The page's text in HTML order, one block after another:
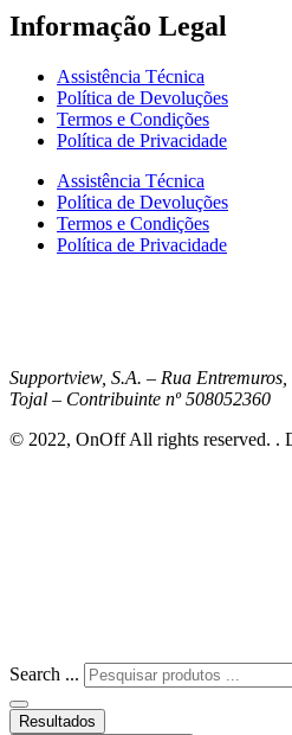
Informação Legal
Assistência Técnica
Política de Devoluções
Termos e Condições
Política de Privacidade
Assistência Técnica
Política de Devoluções
Termos e Condições
Política de Privacidade
Supportview, S.A. – Rua
Tojal – Contribuinte nº 508052360
© 2022, OnOff All rights reserved. .
Search ...
Resultados